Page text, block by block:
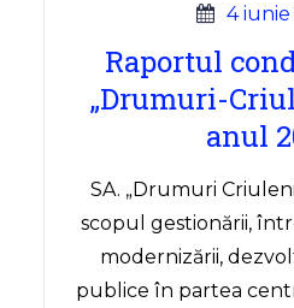
4
Raportul
„Drumuri-
anul
SA. „Drumuri
scopul gestionării,
modernizării,
publice în partea